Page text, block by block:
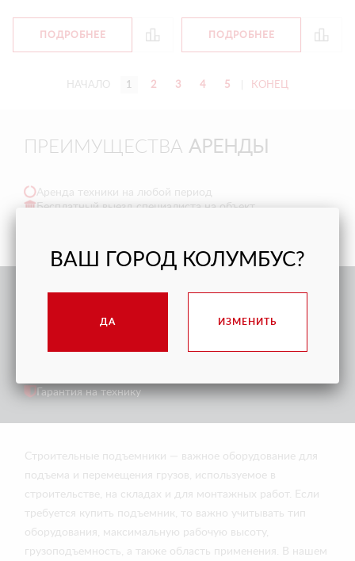
ПОДРОБНЕЕ ПОДРОБНЕЕ
НАЧАЛО 1 2 3 4 5 КОНЕЦ
ПРЕИМУЩЕСТВА АРЕНДЫ
Аренда техники на любой период
Бесплатный выезд специалиста на объект
Доставка в любую точку РФ и СНГ
Гарантия на технику
Строительные подъемники — важное оборудование для
подъема и перемещения грузов, используемое в
строительстве, на складах и для монтажных работ. Если
требуется купить подъемник, то важно учитывать тип
оборудования, максимальную рабочую высоту,
грузоподъемность, а также область применения. В нашем
ВАШ ГОРОД КОЛУМБУС?
ДА ИЗМЕНИТЬ